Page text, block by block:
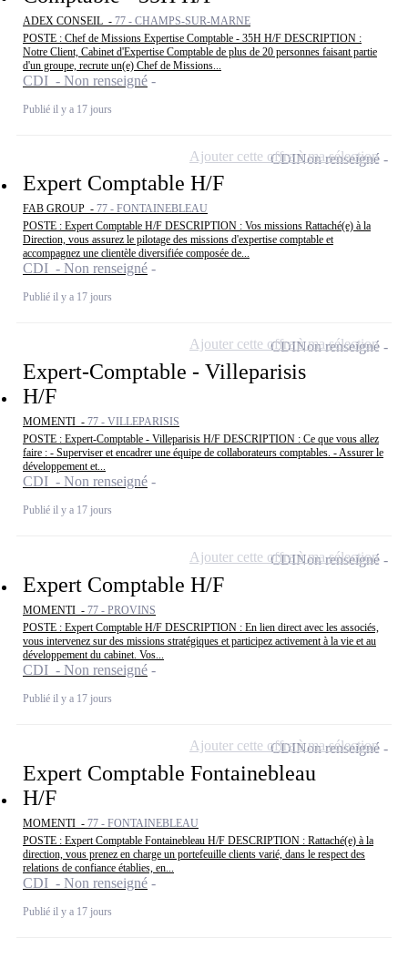
ADEX CONSEIL - 77 - CHAMPS-SUR-MARNE
POSTE : Chef de Missions Expertise Comptable - 35H H/F DESCRIPTION :
Notre Client, Cabinet d'Expertise Comptable de plus de 20 personnes faisant partie
d'un groupe, recrute un(e) Chef de Missions...
CDI - Non renseigné
Publié il y a 17 jours
Expert Comptable H/F
FAB GROUP - 77 - FONTAINEBLEAU
POSTE : Expert Comptable H/F DESCRIPTION : Vos missions Rattaché(e) à la
Direction, vous assurez le pilotage des missions d'expertise comptable et
accompagnez une clientèle diversifiée composée de...
CDI - Non renseigné
Publié il y a 17 jours
CDINon renseigné
Ajouter cette offre à ma sélection
Expert-Comptable - Villeparisis
H/F
MOMENTI - 77 - VILLEPARISIS
POSTE : Expert-Comptable - Villeparisis H/F DESCRIPTION : Ce que vous allez
faire : - Superviser et encadrer une équipe de collaborateurs comptables. - Assurer le
développement et...
CDI - Non renseigné
Publié il y a 17 jours
CDINon renseigné
Ajouter cette offre à ma sélection
Expert Comptable H/F
MOMENTI - 77 - PROVINS
POSTE : Expert Comptable H/F DESCRIPTION : En lien direct avec les associés,
vous intervenez sur des missions stratégiques et participez activement à la vie et au
développement du cabinet. Vos...
CDI - Non renseigné
Publié il y a 17 jours
CDINon renseigné
Ajouter cette offre à ma sélection
Expert Comptable Fontainebleau
H/F
MOMENTI - 77 - FONTAINEBLEAU
POSTE : Expert Comptable Fontainebleau H/F DESCRIPTION : Rattaché(e) à la
direction, vous prenez en charge un portefeuille clients varié, dans le respect des
relations de confiance établies, en...
CDI - Non renseigné
Publié il y a 17 jours
CDINon renseigné
Ajouter cette offre à ma sélection